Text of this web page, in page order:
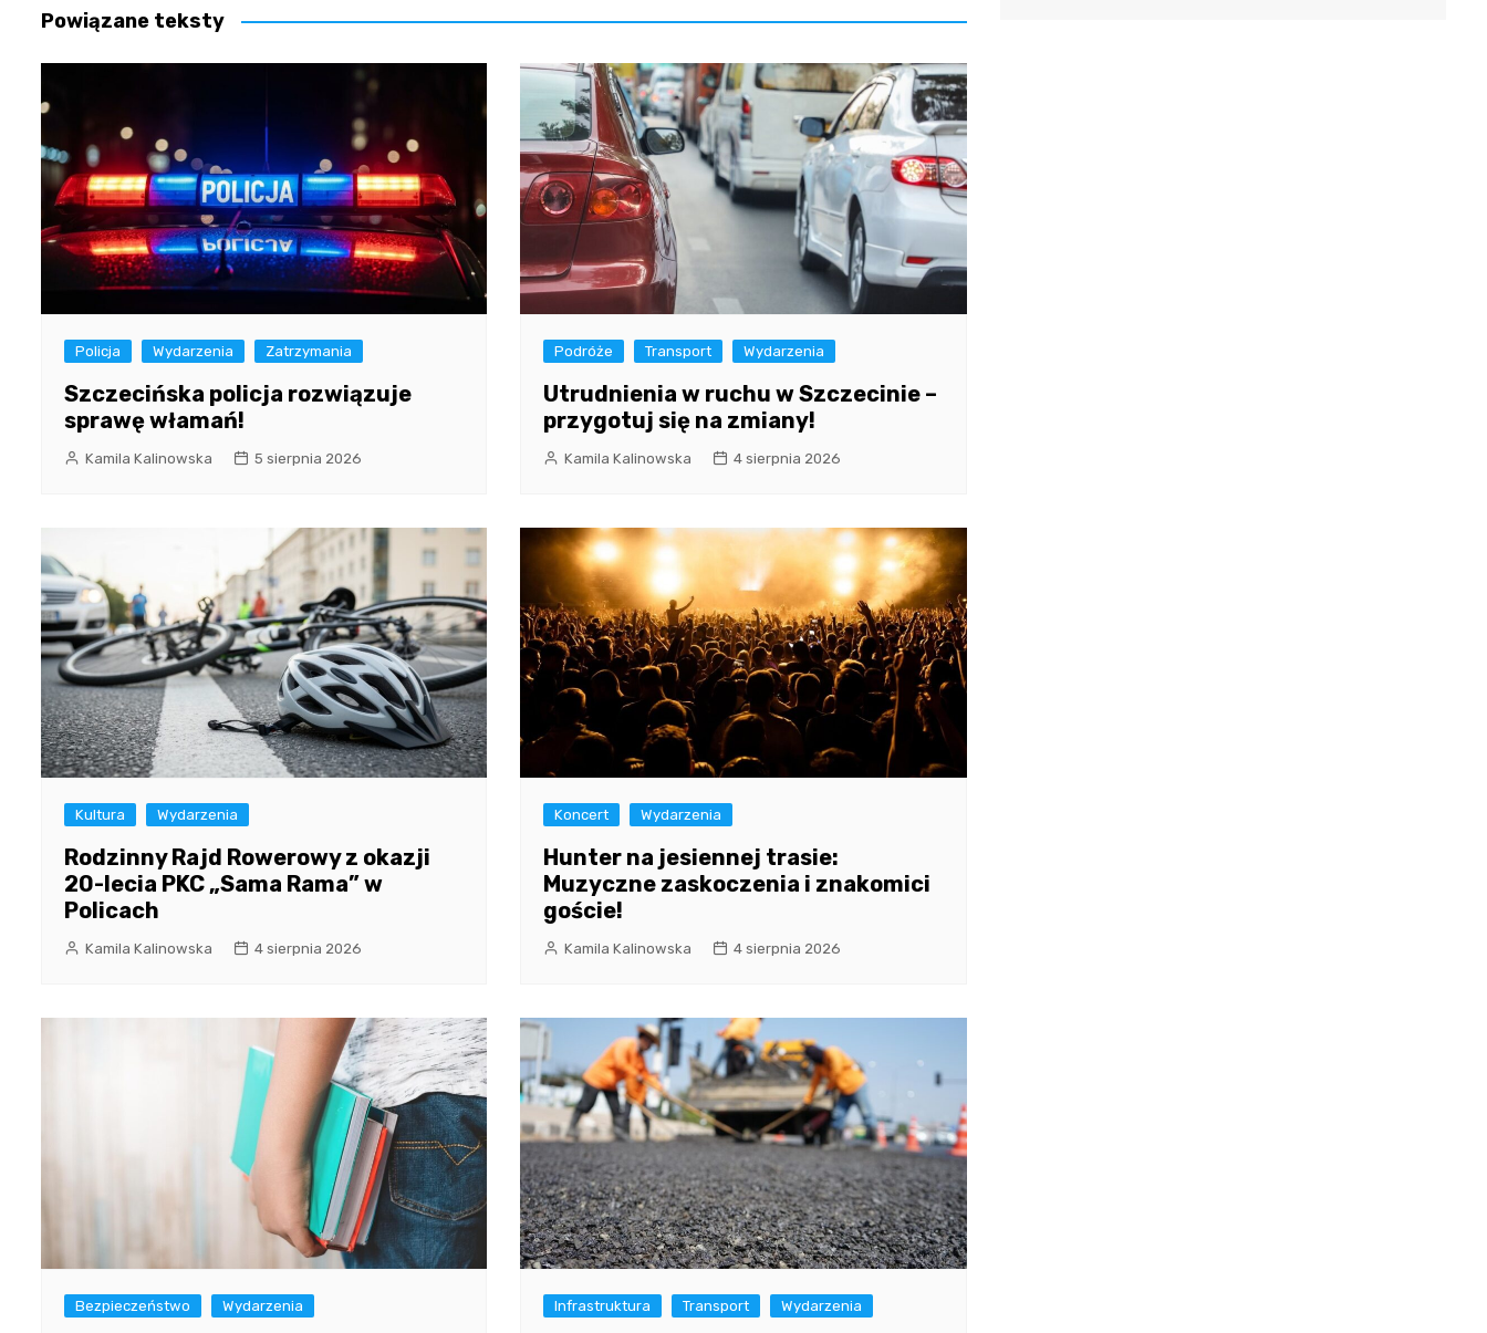
Powiązane teksty
Policja Wydarzenia Zatrzymania
Szczecińska policja rozwiązuje
sprawę włamań!
Kamila Kalinowska 5 sierpnia 2026
Podróże Transport Wydarzenia
Utrudnienia w ruchu w Szczecinie –
przygotuj się na zmiany!
Kamila Kalinowska 4 sierpnia 2026
Kultura Wydarzenia
Rodzinny Rajd Rowerowy z okazji
20-lecia PKC „Sama Rama” w
Policach
Kamila Kalinowska 4 sierpnia 2026
Koncert Wydarzenia
Hunter na jesiennej trasie:
Muzyczne zaskoczenia i znakomici
goście!
Kamila Kalinowska 4 sierpnia 2026
Bezpieczeństwo Wydarzenia Infrastruktura Transport Wydarzenia